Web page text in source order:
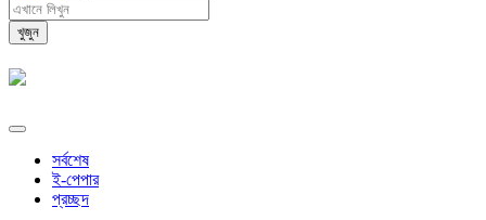
খুজুন
সর্বশেষ
ই-পেপার
প্রচ্ছদ